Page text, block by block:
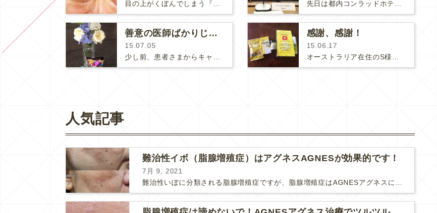
善意の医師ばかりじゃない
15.07.05
感謝、感謝！
15.06.17
人気記事
難治性イボ（脂腺増殖症）はアグネスAGNESが効果的です！
7月 9, 2021